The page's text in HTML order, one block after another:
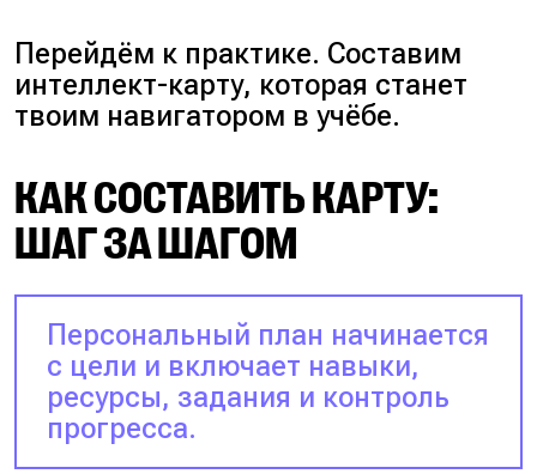
Перейдём к практике. Составим
интеллект-карту, которая станет
твоим навигатором в учёбе.
КАК СОСТАВИТЬ КАРТУ:
ШАГ ЗА ШАГОМ
Персональный план начинается
с цели и включает навыки,
ресурсы, задания и контроль
прогресса.